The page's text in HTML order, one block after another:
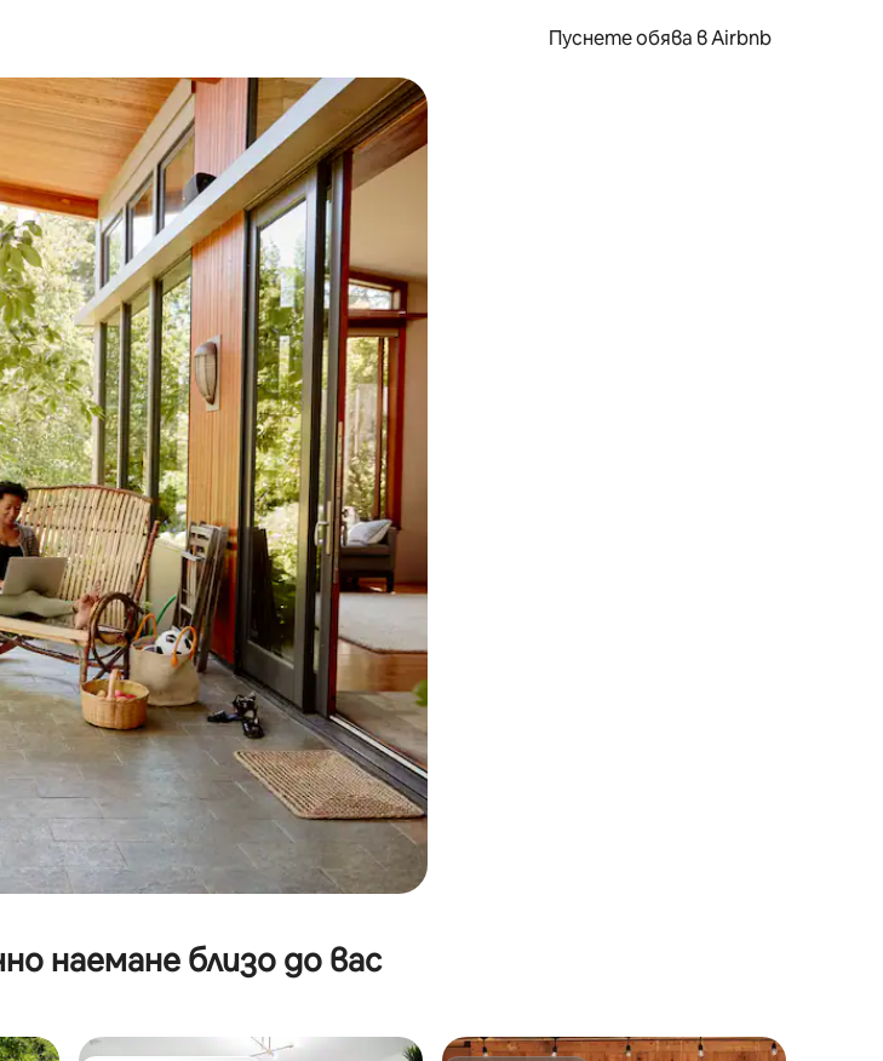
Пуснете обява в Airbnb
и надолу или навигирайте с докосване или плъзгане.
наемане близо до вас